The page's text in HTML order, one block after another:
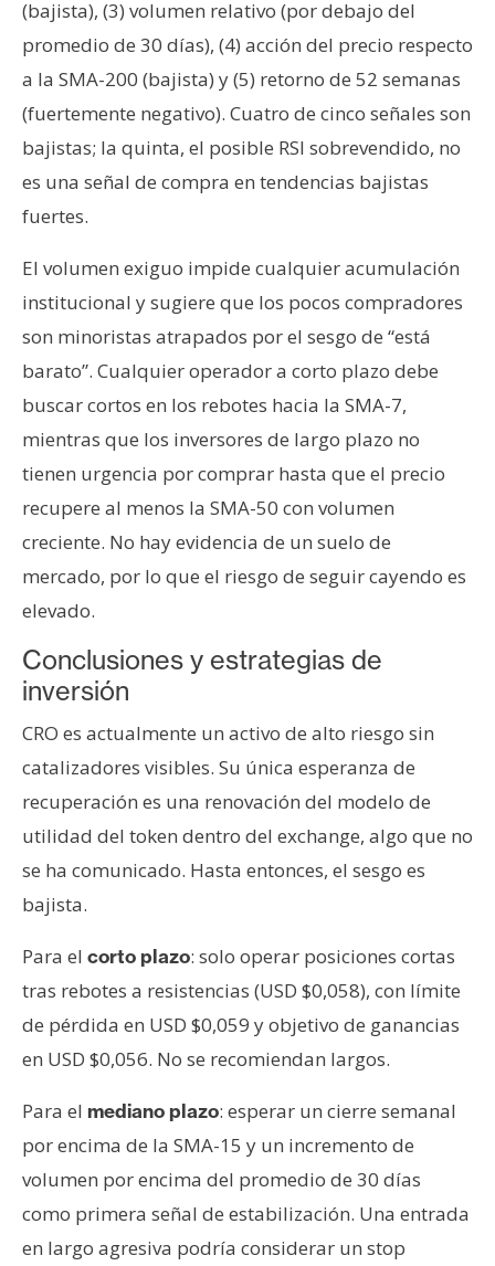
(bajista), (3) volumen relativo (por debajo del
promedio de 30 días), (4) acción del precio respecto
a la SMA-200 (bajista) y (5) retorno de 52 semanas
(fuertemente negativo). Cuatro de cinco señales son
bajistas; la quinta, el posible RSI sobrevendido, no
es una señal de compra en tendencias bajistas
fuertes.
El volumen exiguo impide cualquier acumulación
institucional y sugiere que los pocos compradores
son minoristas atrapados por el sesgo de “está
barato”. Cualquier operador a corto plazo debe
buscar cortos en los rebotes hacia la SMA-7,
mientras que los inversores de largo plazo no
tienen urgencia por comprar hasta que el precio
recupere al menos la SMA-50 con volumen
creciente. No hay evidencia de un suelo de
mercado, por lo que el riesgo de seguir cayendo es
elevado.
Conclusiones y estrategias de
inversión
CRO es actualmente un activo de alto riesgo sin
catalizadores visibles. Su única esperanza de
recuperación es una renovación del modelo de
utilidad del token dentro del exchange, algo que no
se ha comunicado. Hasta entonces, el sesgo es
bajista.
Para el corto plazo: solo operar posiciones cortas
tras rebotes a resistencias (USD $0,058), con límite
de pérdida en USD $0,059 y objetivo de ganancias
en USD $0,056. No se recomiendan largos.
Para el mediano plazo: esperar un cierre semanal
por encima de la SMA-15 y un incremento de
volumen por encima del promedio de 30 días
como primera señal de estabilización. Una entrada
en largo agresiva podría considerar un stop